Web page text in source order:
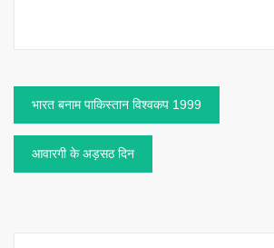
Post
navigation
भारत बनाम पाकिस्तान विश्वकप 1999
आवारगी के अड़सठ दिन